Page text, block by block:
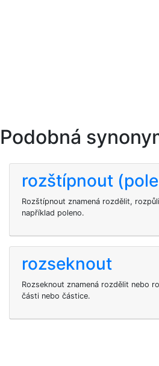
Podobná
rozštípnout
Rozštípnout znamená rozdělit,
například poleno.
rozseknout
Rozseknout znamená rozdělit nebo
části nebo částice.